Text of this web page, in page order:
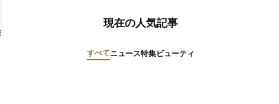
現在の人気記事
すべてニュース特集ビューティ